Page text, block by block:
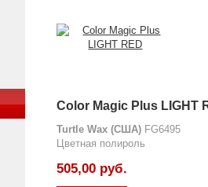
Color Magic Plus LIGHT
Turtle Wax (США) FG6495
Цветная полироль
505,00 руб.